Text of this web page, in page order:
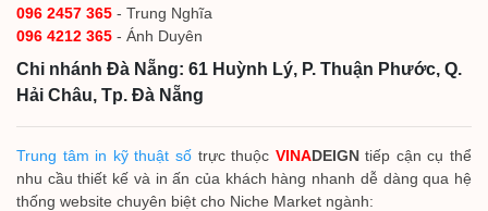
096 2457 365 - Trung Nghĩa
096 4212 365 - Ánh Duyên
Chi nhánh Đà Nẵng: 61 Huỳnh Lý, P. Thuận Phước, Q.
Hải Châu, Tp. Đà Nẵng
Trung tâm in kỹ thuật sốtrực thuộc VINADEIGNtiếp cận cụ thể
nhu cầu thiết kế và in ấn của khách hàng nhanh dễ dàng qua hệ
thống website chuyên biệt cho Niche Market ngành: